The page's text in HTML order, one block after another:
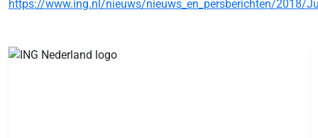
https://www.ing.nl/nieuws/nieuws_en_persberichten/2018/